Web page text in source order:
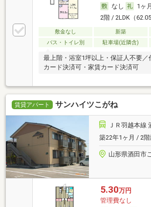
なし
1ヶ月
2階 / 2LDK（
敷金なし 新築
バス・トイレ別
駐車場(近隣含)
最上階・浴室1坪以上・保証人不要／
カード決済可・家賃カード決済可
賃貸アパート サンハイツこがね
ＪＲ羽越本線
築22年1ヶ月 / 2階
山形県酒田市
5.30万円
管理費なし